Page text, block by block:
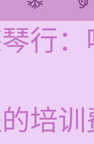
行
培